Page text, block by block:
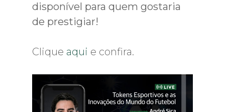
disponível para quem gostaria
de prestigiar!
Clique aqui e confira.